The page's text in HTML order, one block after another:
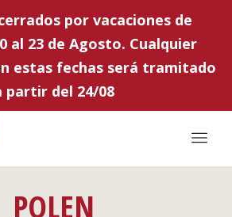
por vacaciones de
al 23 de Agosto. Cualquier
estas fechas será tramitado
partir del 24/08
POLEN